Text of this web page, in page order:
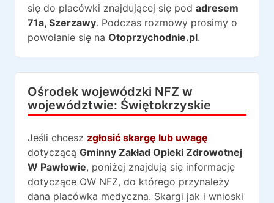
się do placówki znajdującej się pod adresem
71a, Szerzawy. Podczas rozmowy prosimy o
powołanie się na Otoprzychodnie.pl.
Ośrodek wojewódzki NFZ w
województwie: Świętokrzyskie
Jeśli chcesz zgłosić skargę lub uwagę
dotyczącą Gminny Zakład Opieki Zdrowotnej
W Pawłowie, poniżej znajdują się informację
dotyczące OW NFZ, do którego przynależy
dana placówka medyczna. Skargi jak i wnioski